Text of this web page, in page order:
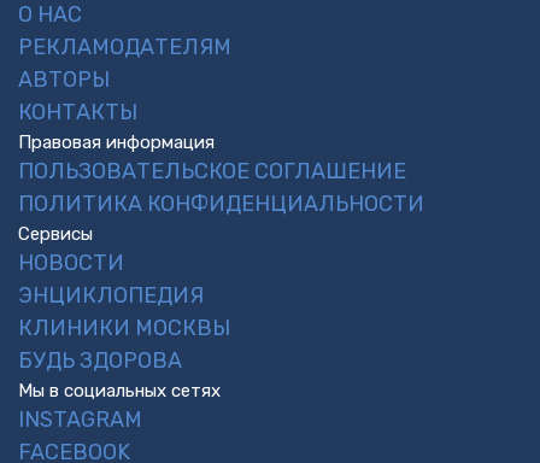
О НАС
РЕКЛАМОДАТЕЛЯМ
АВТОРЫ
КОНТАКТЫ
Правовая информация
ПОЛЬЗОВАТЕЛЬСКОЕ СОГЛАШЕНИЕ
ПОЛИТИКА КОНФИДЕНЦИАЛЬНОСТИ
Сервисы
НОВОСТИ
ЭНЦИКЛОПЕДИЯ
КЛИНИКИ МОСКВЫ
БУДЬ ЗДОРОВА
Мы в социальных сетях
INSTAGRAM
FACEBOOK